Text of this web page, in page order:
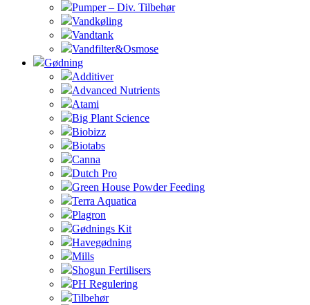
Pumper – Div. Tilbehør
Vandkøling
Vandtank
Vandfilter&Osmose
Gødning
Additiver
Advanced Nutrients
Atami
Big Plant Science
Biobizz
Biotabs
Canna
Dutch Pro
Green House Powder Feeding
Terra Aquatica
Plagron
Gødnings Kit
Havegødning
Mills
Shogun Fertilisers
PH Regulering
Tilbehør